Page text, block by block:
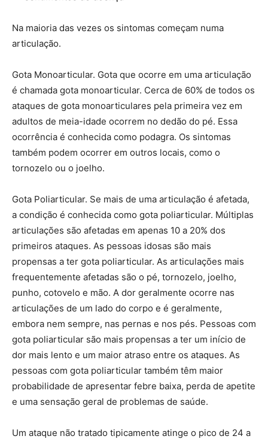
Na maioria das vezes os sintomas começam numa
articulação.
Gota Monoarticular. Gota que ocorre em uma articulação
é chamada gota monoarticular. Cerca de 60% de todos os
ataques de gota monoarticulares pela primeira vez em
adultos de meia-idade ocorrem no dedão do pé. Essa
ocorrência é conhecida como podagra. Os sintomas
também podem ocorrer em outros locais, como o
tornozelo ou o joelho.
Gota Poliarticular. Se mais de uma articulação é afetada,
a condição é conhecida como gota poliarticular. Múltiplas
articulações são afetadas em apenas 10 a 20% dos
primeiros ataques. As pessoas idosas são mais
propensas a ter gota poliarticular. As articulações mais
frequentemente afetadas são o pé, tornozelo, joelho,
punho, cotovelo e mão. A dor geralmente ocorre nas
articulações de um lado do corpo e é geralmente,
embora nem sempre, nas pernas e nos pés. Pessoas com
gota poliarticular são mais propensas a ter um início de
dor mais lento e um maior atraso entre os ataques. As
pessoas com gota poliarticular também têm maior
probabilidade de apresentar febre baixa, perda de apetite
e uma sensação geral de problemas de saúde.
Um ataque não tratado tipicamente atinge o pico de 24 a